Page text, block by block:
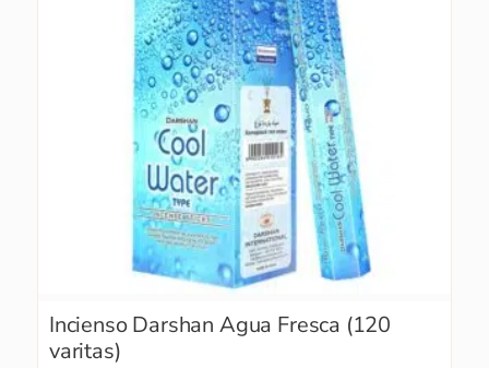
Incienso Darshan Agua Fresca (120
varitas)